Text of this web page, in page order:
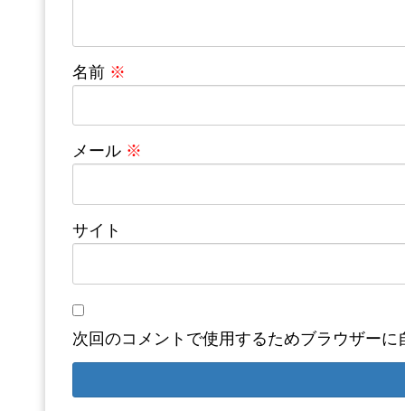
名前 ※
メール ※
サイト
次回のコメントで使用するためブラウザー